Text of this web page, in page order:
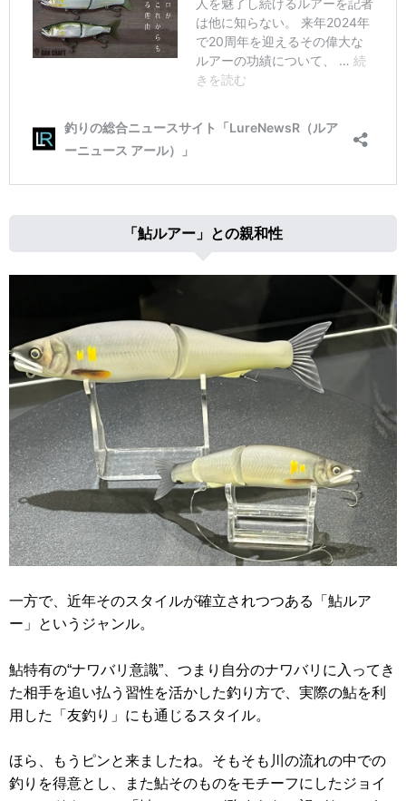
「鮎ルアー」との親和性
一方で、近年そのスタイルが確立されつつある「鮎ルア
ー」というジャンル。
鮎特有の“ナワバリ意識”、つまり自分のナワバリに入ってき
た相手を追い払う習性を活かした釣り方で、実際の鮎を利
用した「友釣り」にも通じるスタイル。
ほら、もうピンと来ましたね。そもそも川の流れの中での
釣りを得意とし、また鮎そのものをモチーフにしたジョイ